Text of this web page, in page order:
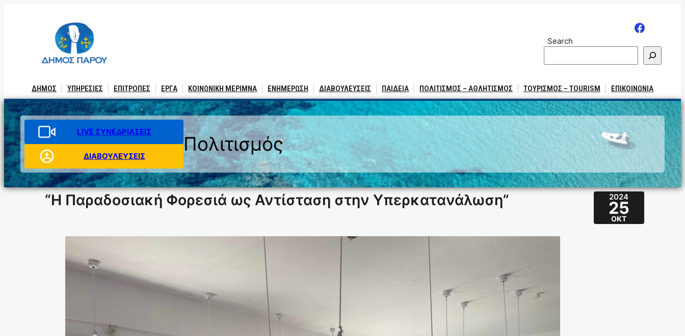
Search
ΔΗΜΟΣ ΥΠΗΡΕΣΙΕΣ ΕΠΙΤΡΟΠΕΣ ΕΡΓΑ ΚΟΙΝΩΝΙΚΗ ΜΕΡΙΜΝΑ ΕΝΗΜΕΡΩΣΗ ΔΙΑΒΟΥΛΕΥΣΕΙΣ ΠΑΙΔΕΙΑ ΠΟΛΙΤΙΣΜΟΣ – ΑΘΛΗΤΙΣΜΟΣ ΤΟΥΡΙΣΜΟΣ – TOURISM ΕΠΙΚΟΙΝΩΝΙΑ
LIVE ΣΥΝΕΔΡΙΑΣΕΙΣ
ΔΙΑΒΟΥΛΕΥΣΕΙΣ
Πολιτισμός
“Η Παραδοσιακή Φορεσιά ως Αντίσταση στην Υπερκατανάλωση” 2024
25
ΟΚΤ